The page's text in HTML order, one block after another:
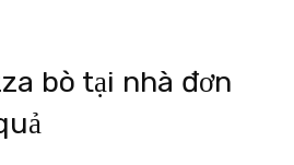
bò tại nhà đơn